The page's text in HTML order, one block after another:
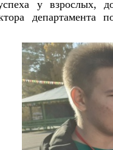
у взрослых,